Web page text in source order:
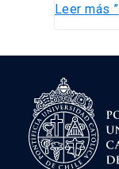
Leer más ”